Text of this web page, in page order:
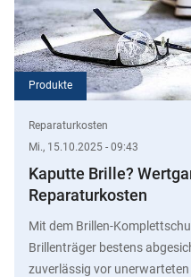
Produkte
Reparaturkosten
Mi., 15.10.2025 - 09:43
Kaputte Brille?
Reparaturkosten
Mit dem Brillen-
Brillenträger bestens
zuverlässig vor